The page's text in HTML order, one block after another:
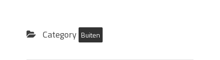
Category Buiten